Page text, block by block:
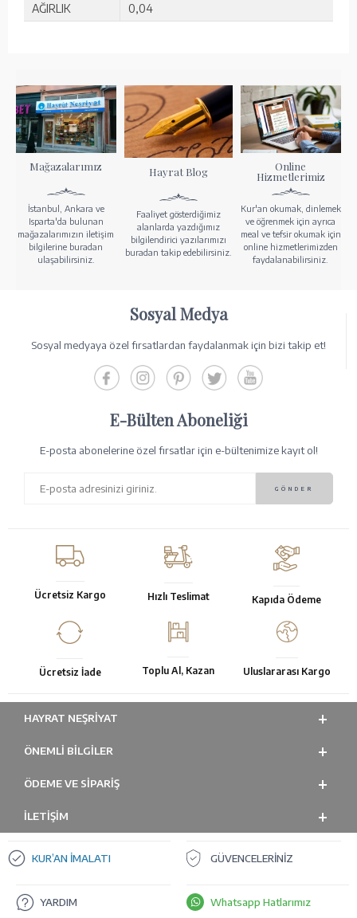
AĞIRLIK
0,04
Mağazalarımız
İstanbul, Ankara ve
Isparta'da bulunan
mağazalarımızın iletişim
bilgilerine buradan
ulaşabilirsiniz.
Hayrat Blog
Faaliyet gösterdiğimiz
alanlarda yazdığımız
bilgilendirici yazılarımızı
buradan takip edebilirsiniz.
Online
Hizmetlerimiz
Kur'an okumak, dinlemek
ve öğrenmek için ayrıca
meal ve tefsir okumak için
online hizmetlerimizden
faydalanabilirsiniz.
Sosyal Medya
Sosyal medyaya özel fırsatlardan faydalanmak için bizi takip et!
E-Bülten Aboneliği
E-posta abonelerine özel fırsatlar için e-bültenimize kayıt ol!
Ücretsiz Kargo Hızlı Teslimat Kapıda Ödeme
Ücretsiz İade Toplu Al, Kazan Uluslararası Kargo
HAYRAT NEŞRIYAT
ÖNEMLI BILGILER
ÖDEME VE SİPARİŞ
İLETİŞİM
KUR’AN İMALATI GÜVENCELERİNİZ
YARDIM Whatsapp Hatlarımız